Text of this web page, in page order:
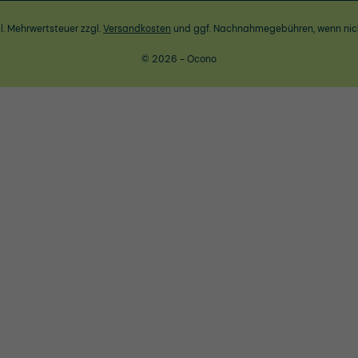
Mehrwertsteuer zzgl.Versandkosten und ggf. Nachnahmegebühren, wenn
© 2026 - Ocono